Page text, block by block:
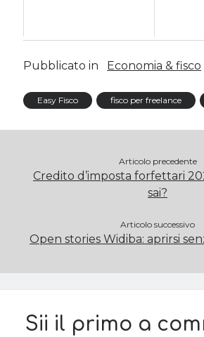
Pubblicato in Economia & fisco
Easy Fisco fisco per freelance
Articolo precedente
Credito d’imposta forfettari
sai?
Articolo successivo
Open stories Widiba: aprirsi
Sii il primo a